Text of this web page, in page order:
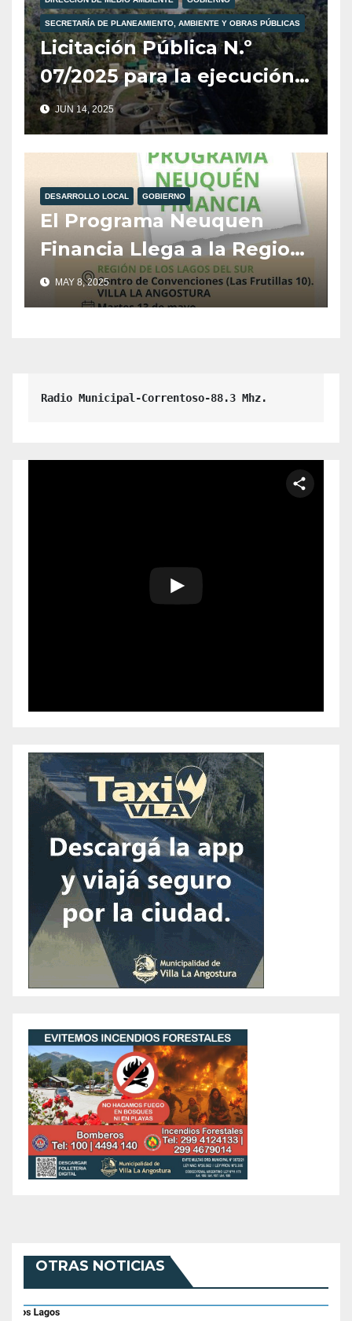
SECRETARÍA DE PLANEAMIENTO, AMBIENTE Y OBRAS PÚBLICAS
Licitación Pública N.º
07/2025 para la ejecución
de la Planta de
Pretratamiento de
Efluentes Cloacales de
Camiones Atmosféricos en
Villa La Angostura.
JUN 14, 2025
DESARROLLO LOCAL GOBIERNO
El Programa Neuquen
Financia Llega a la Region
Los Lagos Del Sur.
MAY 8, 2025
Radio Municipal-Correntoso-88.3 Mhz.
OTRAS NOTICIAS